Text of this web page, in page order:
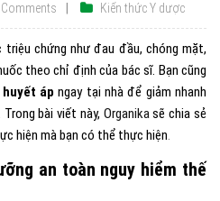
Kiến thức Y dược
Comments
chứng như đau đầu, chóng mặt,
theo chỉ định của bác sĩ. Bạn cũng
áp ngay tại nhà để giảm nhanh
bài viết này, Organika sẽ chia sẻ
hiện mà bạn có thể thực hiện.
an toàn nguy hiểm thế